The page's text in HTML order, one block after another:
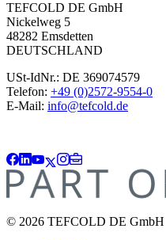
TEFCOLD DE GmbH
Nickelweg 5
48282 Emsdetten
DEUTSCHLAND
USt-IdNr.: DE 369074579
Telefon: +49 (0)2572-9554-0
E-Mail: info@tefcold.de
© 2026 TEFCOLD DE GmbH